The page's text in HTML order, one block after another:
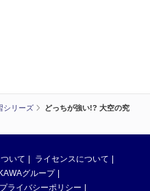
シリーズ
どっちが強い!? 大空の究
いて
ライセンスについて
グループ
プライバシーポリシー